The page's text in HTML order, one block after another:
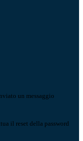
un messaggio
il reset della password